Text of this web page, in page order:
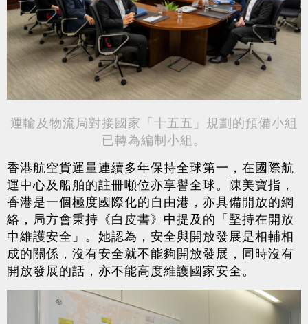
運輸及物流局對接國家「十五五」規劃的預備小組
已轉為編制小組。
香港航空貨運量連續多年保持全球第一，在國際航
運中心及船舶的註冊噸位亦享譽全球。陳美寶指，
香港是一個極度國際化的自由港，亦具備開放的網
絡，局方會秉持《白皮書》中提及的「堅持在開放
中維護安全」。她認為，安全與開放發展是相輔相
成的關係，沒有安全就不能夠開放發展，同時沒有
開放發展的話，亦不能高度維護國家安全。